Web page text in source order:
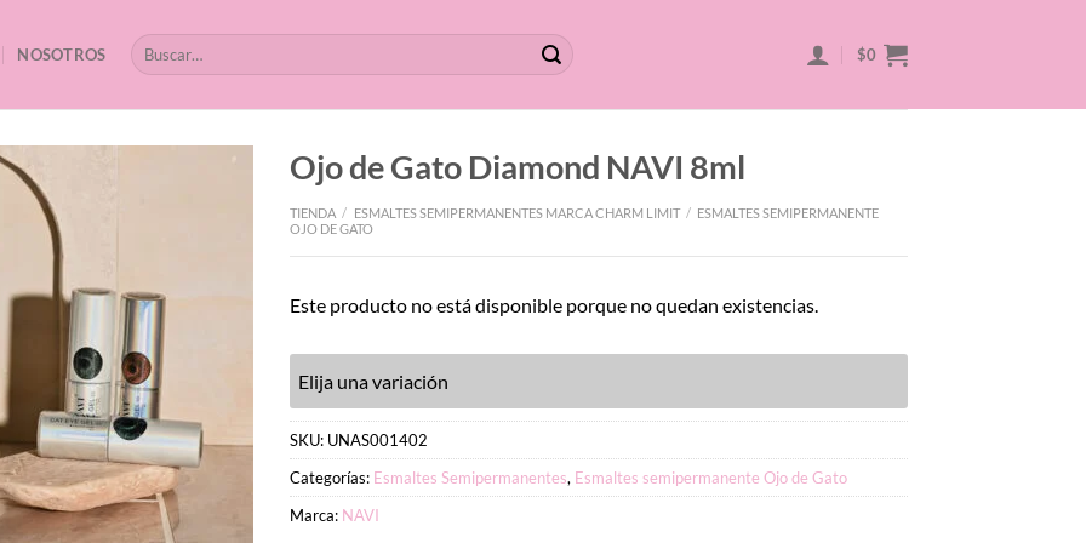
NOSOTROS
Buscar
por:
$0
Ojo de Gato Diamond NAVI 8ml
TIENDA / ESMALTES SEMIPERMANENTES MARCA CHARM LIMIT / ESMALTES SEMIPERMANENTE
OJO DE GATO
Este producto no está disponible porque no quedan existencias.
Elija una variación
SKU: UNAS001402
Categorías: Esmaltes Semipermanentes, Esmaltes semipermanente Ojo de Gato
Marca: NAVI